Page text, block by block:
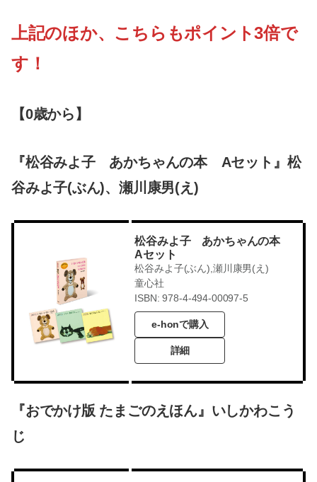
上記のほか、こちらもポイント3倍で
す！
【0歳から】
『松谷みよ子 あかちゃんの本 Aセット』松
谷みよ子(ぶん)、瀬川康男(え)
松谷みよ子 あかちゃんの本
Aセット
松谷みよ子(ぶん),瀬川康男(え)
童心社
ISBN: 978-4-494-00097-5
e-honで購入
詳細
『おでかけ版 たまごのえほん』いしかわこう
じ